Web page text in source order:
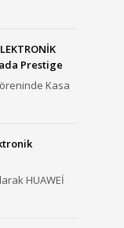
Prestige
Kasa
HUAWEİ